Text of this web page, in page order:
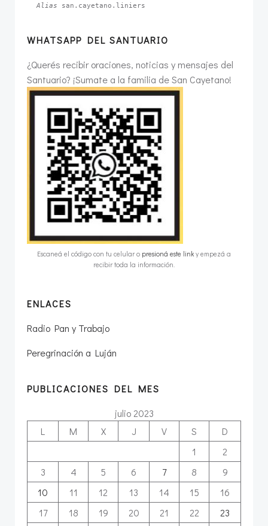
Alias san.cayetano.liniers
WHATSAPP DEL SANTUARIO
¿Querés recibir oraciones, noticias y mensajes del
Santuario? ¡Sumate a la familia de San Cayetano!
Escaneá el código con tu celular o presioná este link y empezá a
recibir toda la información.
ENLACES
Radio Pan y Trabajo
Peregrinación a Luján
PUBLICACIONES DEL MES
julio 2023
L
M X J V S
D
1
2
3
4 5 6 7 8
9
10
11 12 13 14 15
16
17
18 19 20 21 22 23